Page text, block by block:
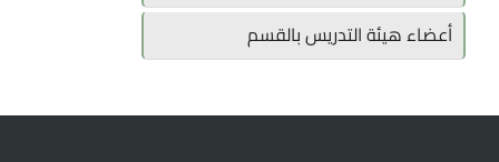
أعضاء هيئة التدريس بالقسم